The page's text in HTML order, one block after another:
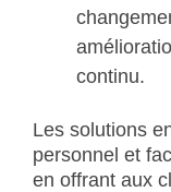
continu.
Les solutions
personnel et
en offrant aux